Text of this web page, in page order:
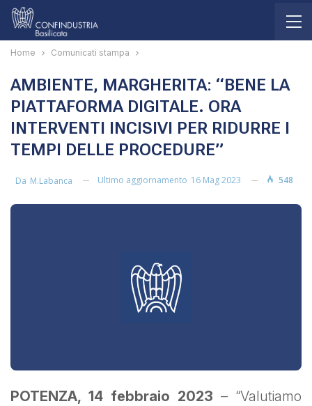
Home Comunicati stampa
AMBIENTE, MARGHERITA: “BENE LA
PIATTAFORMA DIGITALE. ORA
INTERVENTI INCISIVI PER RIDURRE I
TEMPI DELLE PROCEDURE”
Da M.labanca Ultimo aggiornamento 16 Mag 2023 548
POTENZA, 14 febbraio 2023 – “Valutiamo